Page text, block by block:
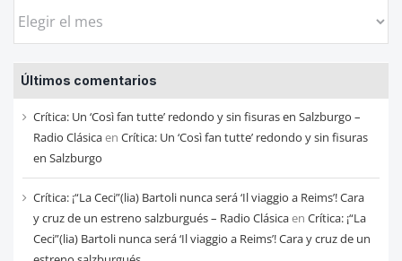
Busca
entradas
de
cada
mes
Últimos comentarios
Crítica: Un ‘Così fan tutte’ redondo y sin fisuras en Salzburgo –
Radio Clásicaen Crítica: Un ‘Così fan tutte’ redondo y sin fisuras
en Salzburgo
Crítica: ¡“La Ceci”(lia) Bartoli nunca será ‘Il viaggio a Reims’! Cara
y cruz de un estreno salzburgués – Radio Clásicaen Crítica: ¡“La
Ceci”(lia) Bartoli nunca será ‘Il viaggio a Reims’! Cara y cruz de un